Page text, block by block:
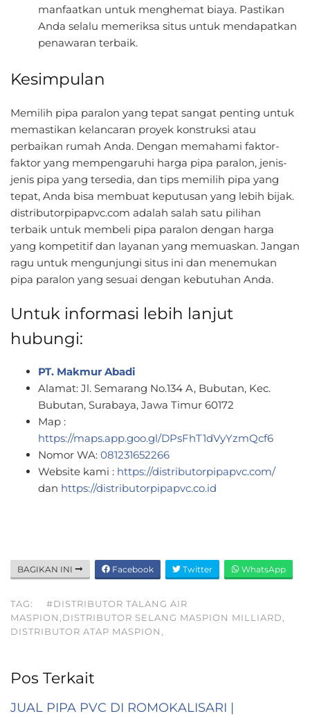
manfaatkan untuk menghemat biaya. Pastikan
Anda selalu memeriksa situs untuk mendapatkan
penawaran terbaik.
Kesimpulan
Memilih pipa paralon yang tepat sangat penting untuk
memastikan kelancaran proyek konstruksi atau
perbaikan rumah Anda. Dengan memahami faktor-
faktor yang mempengaruhi harga pipa paralon, jenis-
jenis pipa yang tersedia, dan tips memilih pipa yang
tepat, Anda bisa membuat keputusan yang lebih bijak.
distributorpipapvc.com adalah salah satu pilihan
terbaik untuk membeli pipa paralon dengan harga
yang kompetitif dan layanan yang memuaskan. Jangan
ragu untuk mengunjungi situs ini dan menemukan
pipa paralon yang sesuai dengan kebutuhan Anda.
Untuk informasi lebih lanjut
hubungi:
PT. Makmur Abadi
Alamat: Jl. Semarang No.134 A, Bubutan, Kec.
Bubutan, Surabaya, Jawa Timur 60172
Map :
https://maps.app.goo.gl/DPsFhT1dVyYzmQcf6
Nomor WA: 081231652266
Website kami : https://distributorpipapvc.com/
dan https://distributorpipapvc.co.id
BAGIKAN INI Facebook Twitter WhatsApp
TAG:
#DISTRIBUTOR TALANG AIR
MASPION,DISTRIBUTOR SELANG MASPION MILLIARD,
DISTRIBUTOR ATAP MASPION,
Pos Terkait
JUAL PIPA PVC DI ROMOKALISARI |